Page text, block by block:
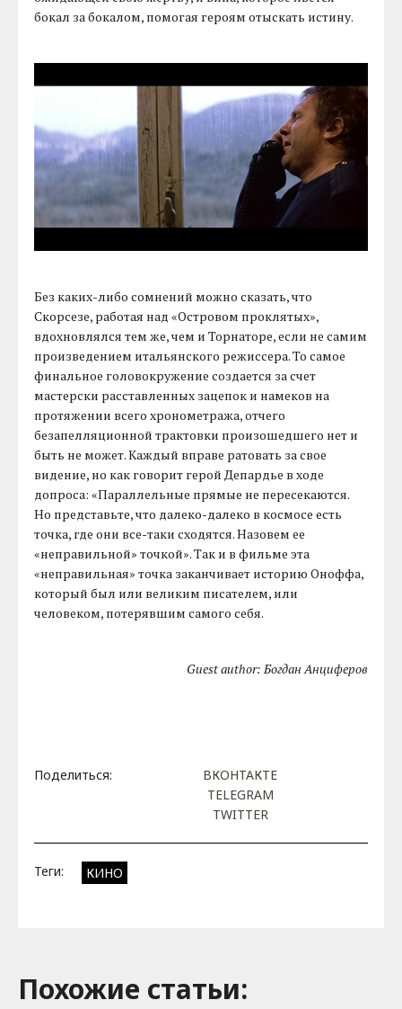
бокал за бокалом, помогая героям отыскать истину.
Без каких-либо сомнений можно сказать, что
Скорсезе, работая над «Островом проклятых»,
вдохновлялся тем же, чем и Торнаторе, если не самим
произведением итальянского режиссера. То самое
финальное головокружение создается за счет
мастерски расставленных зацепок и намеков на
протяжении всего хронометража, отчего
безапелляционной трактовки произошедшего нет и
быть не может. Каждый вправе ратовать за свое
видение, но как говорит герой Депардье в ходе
допроса: «Параллельные прямые не пересекаются.
Но представьте, что далеко-далеко в космосе есть
точка, где они все-таки сходятся. Назовем ее
«неправильной» точкой». Так и в фильме эта
«неправильная» точка заканчивает историю Оноффа,
который был или великим писателем, или
человеком, потерявшим самого себя.
Guest author: Богдан Анциферов
Поделиться:
ВКОНТАКТЕ
TELEGRAM
TWITTER
Теги: КИНО
Похожие cтатьи: